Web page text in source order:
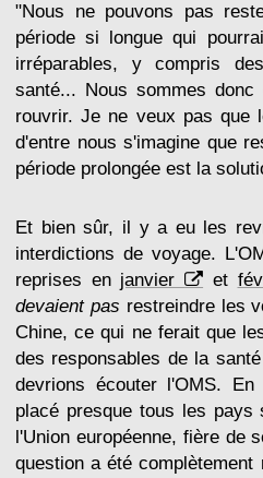
"Nous ne pouvons pas
période si longue qui
irréparables, y compris
santé... Nous sommes
rouvrir. Je ne veux pas que
d'entre nous s'imagine que
période prolongée est la
Et bien sûr, il y a eu les
interdictions de voyage.
reprises en janvier et
devaient pas restreindre les
Chine, ce qui ne ferait que
des responsables de la
devrions écouter l'OMS.
placé presque tous les pays
l'Union européenne, fière de
question a été